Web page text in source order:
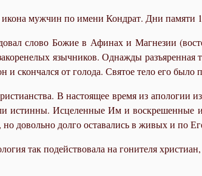
мужчин по имени Кондрат. Дни памяти
сло­во Бо­жие в Афи­нах и Маг­не­зии
языч­ни­ков. Од­на­жды
и скон­чал­ся от го­ло­да. Свя­тое те­ло его бы­ло
В на­сто­я­щее вре­мя из апо­ло­гии
ис­тин­ны. Ис­це­лен­ные Им и вос­кре­шен­ные
до­воль­но дол­го оста­ва­лись в жи­вых и по
так по­дей­ство­ва­ла на го­ни­те­ля